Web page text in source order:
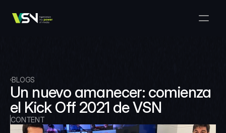
VSN Crea
VSN Uno TV
VSNExplorer + VSNOne TV
VSNExplorer + Wedit
Intercambio de Medios
VSNExplorer
Noticias y Entretenimiento en Vivo
Empresa
Select Language
Spanish (Spain)
ES HÁBLANOS
BLOGS
Un nuevo amanecer: comienza
el Kick Off 2021 de VSN
CONTENT